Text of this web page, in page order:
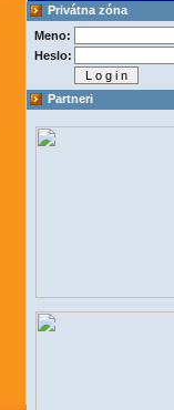
Privátna zóna
Meno:
Heslo:
Partneri